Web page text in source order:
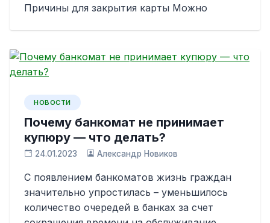
Причины для закрытия карты Можно
НОВОСТИ
Почему банкомат не принимает
купюру — что делать?
24.01.2023 Александр Новиков
С появлением банкоматов жизнь граждан
значительно упростилась – уменьшилось
количество очередей в банках за счет